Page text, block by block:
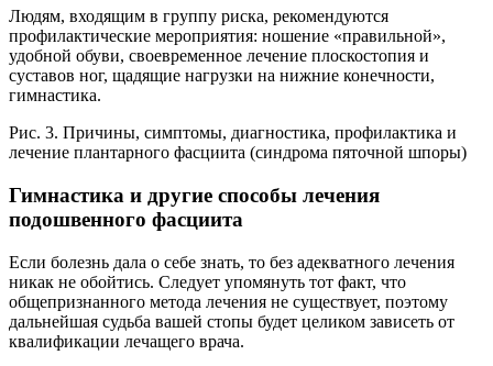
Людям, входящим в группу риска, рекомендуются
профилактические мероприятия: ношение «правильной»,
удобной обуви, своевременное лечение плоскостопия и
суставов ног, щадящие нагрузки на нижние конечности,
гимнастика.
Рис. 3. Причины, симптомы, диагностика, профилактика и
лечение плантарного фасциита (синдрома пяточной шпоры)
Гимнастика и другие способы лечения
подошвенного фасциита
Если болезнь дала о себе знать, то без адекватного лечения
никак не обойтись. Следует упомянуть тот факт, что
общепризнанного метода лечения не существует, поэтому
дальнейшая судьба вашей стопы будет целиком зависеть от
квалификации лечащего врача.